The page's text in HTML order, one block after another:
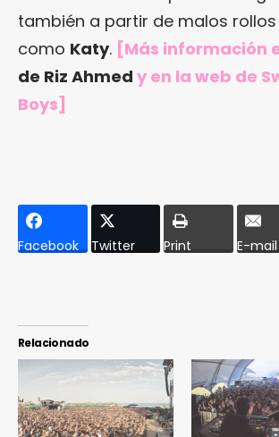
también a partir de malos
como Katy. [Más información
de Riz Ahmed y en la web de
Boys]
Facebook Twitter Print E-mail
Relacionado